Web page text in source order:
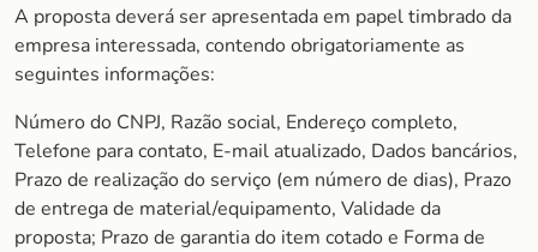
A proposta deverá ser apresentada em papel timbrado da
empresa interessada, contendo obrigatoriamente as
seguintes informações:
Número do CNPJ, Razão social, Endereço completo,
Telefone para contato, E-mail atualizado, Dados bancários,
Prazo de realização do serviço (em número de dias), Prazo
de entrega de material/equipamento, Validade da
proposta; Prazo de garantia do item cotado e Forma de